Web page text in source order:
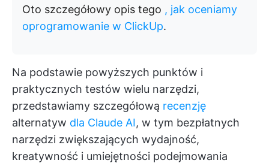
Oto szczegółowy opis tego , jak oceniamy
oprogramowanie w ClickUp.
Na podstawie powyższych punktów i
praktycznych testów wielu narzędzi,
przedstawiamy szczegółową recenzję
alternatyw dla Claude AI, w tym bezpłatnych
narzędzi zwiększających wydajność,
kreatywność i umiejętności podejmowania